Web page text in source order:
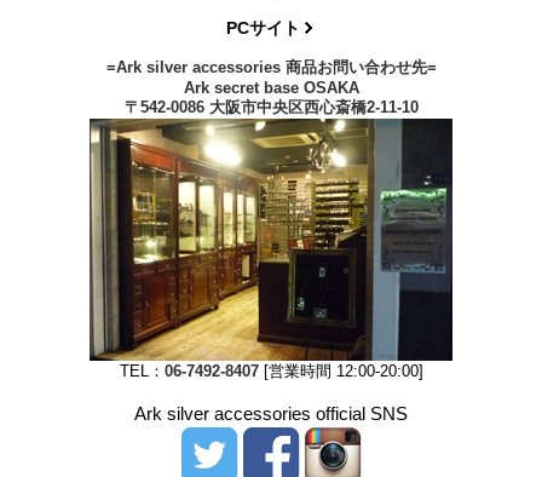
PCサイト
=Ark silver accessories 商品お問い合わせ先=
Ark secret base OSAKA
〒542-0086 大阪市中央区西心斎橋2-11-10
TEL： 06-7492-8407[営業時間 12:00-20:00]
Ark silver accessories official SNS